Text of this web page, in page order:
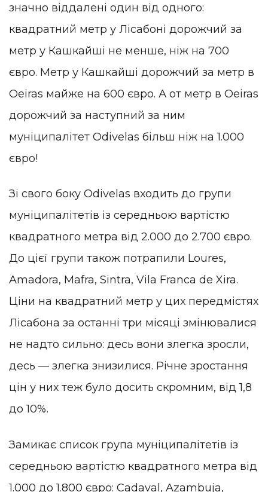
значно віддалені один від одного:
квадратний метр у Лісабоні дорожчий за
метр у Кашкайші не менше, ніж на 700
євро. Метр у Кашкайші дорожчий за метр в
Oeiras майже на 600 євро. А от метр в Oeiras
дорожчий за наступний за ним
муніципалітет Odivelas більш ніж на 1.000
євро!
Зі свого боку Odivelas входить до групи
муніципалітетів із середньою вартістю
квадратного метра від 2.000 до 2.700 євро.
До цієї групи також потрапили Loures,
Amadora, Mafra, Sintra, Vila Franca de Xira.
Ціни на квадратний метр у цих передмістях
Лісабона за останні три місяці змінювалися
не надто сильно: десь вони злегка зросли,
десь — злегка знизилися. Річне зростання
цін у них теж було досить скромним, від 1,8
до 10%.
Замикає список група муніципалітетів із
середньою вартістю квадратного метра від
1.000 до 1.800 євро: Cadaval, Azambuja,